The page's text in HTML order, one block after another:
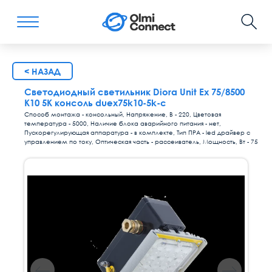
< НАЗАД
Светодиодный светильник Diora Unit Ex 75/8500
K10 5K консоль duex75k10-5k-c
Способ монтажа - консольный, Напряжение, В - 220, Цветовая
температура - 5000, Наличие блока аварийного питания - нет,
Пускорегулирующая аппаратура - в комплекте, Тип ПРА - led драйвер с
управлением по току, Оптическая часть - рассеиватель, Мощность, Вт - 75